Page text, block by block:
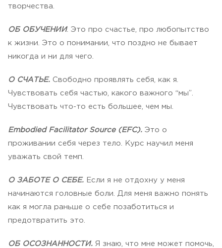
творчества.
ОБ ОБУЧЕНИИ. Это про счастье, про любопытство
к жизни. Это о понимании, что поздно не бывает
никогда и ни для чего.
О СЧАТЬЕ. Свободно проявлять себя, как я.
Чувствовать себя частью, какого важного “мы”.
Чувствовать что-то есть большее, чем мы.
Embodied Facilitator Source (EFC). Это о
проживании себя через тело. Курс научил меня
уважать свой темп.
О ЗАБОТЕ О СЕБЕ. Если я не отдохну у меня
начинаются головные боли. Для меня важно понять
как я могла раньше о себе позаботиться и
предотвратить это.
ОБ ОСОЗНАННОСТИ. Я знаю, что мне может помочь,